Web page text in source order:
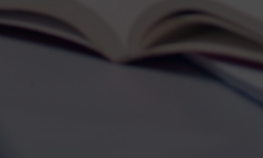
vagas para início de curso
vagas a partir do 2º ano de curso